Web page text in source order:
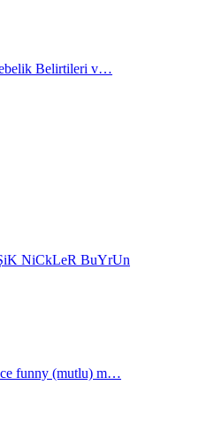
Belirtileri v…
NiCkLeR BuYrUn
funny (mutlu) m…